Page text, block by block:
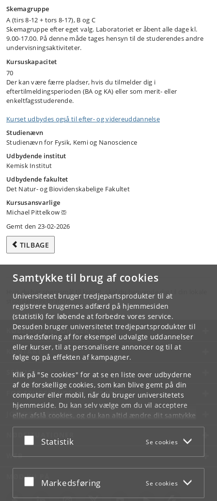
Samtykke til brug af cookies
Universitetet bruger tredjepartsprodukter til at
registrere brugernes adfærd på hjemmesiden
(statistik) for løbende at forbedre vores service.
Desuden bruger universitetet tredjepartsprodukter til
markedsføring af for eksempel udvalgte uddannelser
eller kurser, til at personalisere annoncer og til at
følge op på effekten af kampagner.
Klik på "Se cookies" for at se en liste over udbyderne
af de forskellige cookies, som kan blive gemt på din
computer eller mobil, når du bruger universitetets
hjemmeside. Du kan selv vælge om du vil acceptere
eller afslå cookies, og du kan altid ændre dit samtykke
underCookie- og privatlivspolitiksom du finder i
bunden af hver side.
Acceptér eller afslå
Statistik Se cookies
Acceptér eller afslå
Markedsføring Se cookies
Skemagruppe
A (tirs 8-12 + tors 8-17), B og C
Skemagruppe efter eget valg. Laboratoriet er åbent alle dage kl.
9.00-17.00. På denne måde tages hensyn til de studerendes andre
undervisningsaktiviteter.
Kursuskapacitet
70
Der kan være færre pladser, hvis du tilmelder dig i
eftertilmeldingsperioden (BA og KA) eller som merit- eller
enkeltfagsstuderende.
Kurset udbydes også til efter- og videreuddannelse
Studienævn
Studienævn for Fysik, Kemi og Nanoscience
Udbydende institut
Kemisk Institut
Udbydende fakultet
Det Natur- og Biovidenskabelige Fakultet
Kursusansvarlige
Michael Pittelkow
Gemt den 23-02-2026
TILBAGE
Hvis du har spørgsmål til kurset, skal du henvende dig til din lokale
studieadministration.
KØBENHAVNS UNIVERSITET
KONTAKT
SERVICES
FOR STUDERENDE OG ANSATTE
JOB OG KARRIERE
NØDSITUATIONER
WEB
MØD KU PÅ